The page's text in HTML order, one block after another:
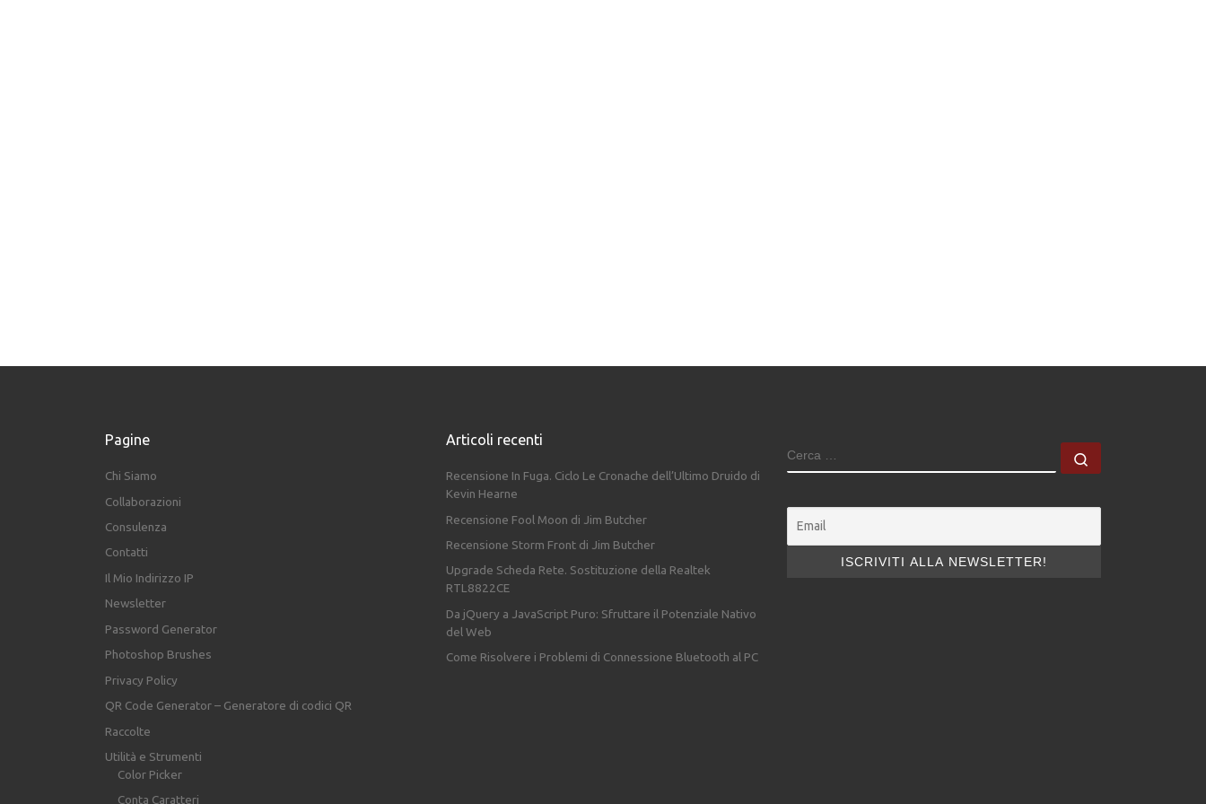
Pagine
Chi Siamo
Collaborazioni
Consulenza
Contatti
Il Mio Indirizzo IP
Newsletter
Password Generator
Photoshop Brushes
Privacy Policy
QR Code Generator – Generatore di codici QR
Raccolte
Utilità e Strumenti
Color Picker
Conta Caratteri
Articoli recenti
Recensione In Fuga. Ciclo Le Cronache dell’Ultimo Druido di
Kevin Hearne
Recensione Fool Moon di Jim Butcher
Recensione Storm Front di Jim Butcher
Upgrade Scheda Rete. Sostituzione della Realtek
RTL8822CE
Da jQuery a JavaScript Puro: Sfruttare il Potenziale Nativo
del Web
Come Risolvere i Problemi di Connessione Bluetooth al PC
CERCA